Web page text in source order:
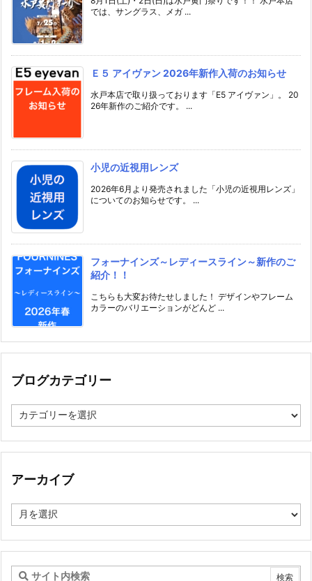
では、サングラス、メガ ...
Ｅ５ アイヴァン 2026年新作入荷のお知らせ
水戸本店で取り扱っております「E5 アイヴァン」。 20
26年新作のご紹介です。 ...
小児の近視用レンズ
2026年6月より発売されました「小児の近視用レンズ」
についてのお知らせです。 ...
フォーナインズ～レディースライン～新作のご
紹介！！
こちらも大変お待たせしました！ デザインやフレーム
カラーのバリエーションがどんど ...
ブログカテゴリー
ロ
カ
ゴ
ー
アーカイブ
ー
イ